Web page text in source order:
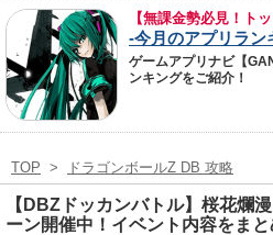
【無課金勢必見！トッ
-今月のアプリラン
ゲームアプリナビ【
ンキングをご紹介！
TOP > ドラゴンボールZ DB 攻略
【DBZドッカンバトル】桜花爛
ーン開催中！イベント内容をまと